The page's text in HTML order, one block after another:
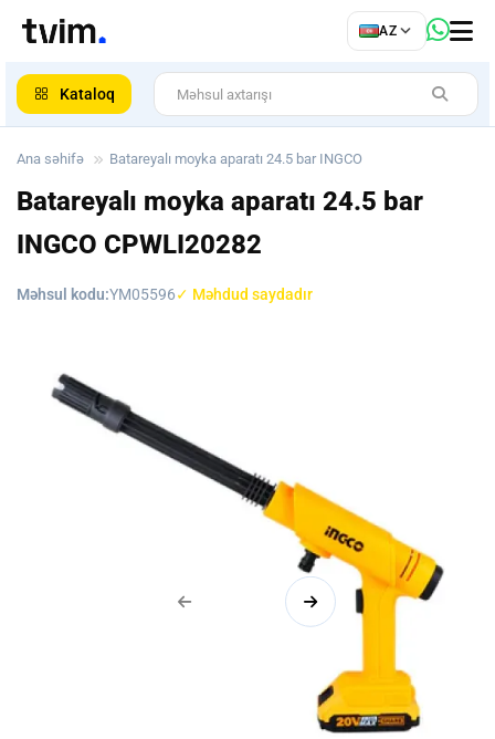
AZ
Kataloq
Ana səhifə Batareyalı moyka aparatı 24.5 bar INGCO
Batareyalı moyka aparatı 24.5 bar
INGCO CPWLI20282
Məhsul kodu:YM05596✓ Məhdud saydadır